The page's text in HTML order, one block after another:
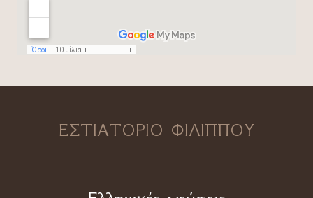
ΕΣΤΙΑΤΟΡΙΟ ΦΙΛΙΠΠΟΥ